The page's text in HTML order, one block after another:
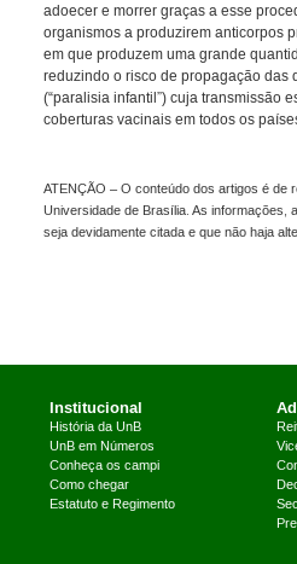
adoecer e morrer graças a esse
organismos a produzirem anticorpos
em que produzem uma grande
reduzindo o risco de propagação das
(“paralisia infantil”) cuja transmissão
coberturas vacinais em todos os
ATENÇÃO – O conteúdo dos artigos é de
Universidade de Brasília. As informações,
seja devidamente citada e que não haja
Institucional
História da UnB
UnB em Números
Conheça os campi
Como chegar
Estatuto e Regimento